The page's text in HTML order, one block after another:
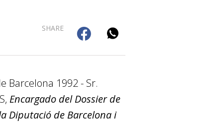
SHARE
Barcelona 1992 - Sr.
Encargado del Dossier de
Diputació de Barcelona i